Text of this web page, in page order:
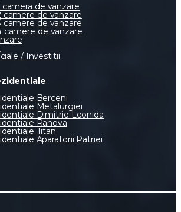
de vanzare
de vanzare
de vanzare
de vanzare
/ Investitii
Berceni
Metalurgiei
Dimitrie Leonida
Rahova
Titan
Aparatorii Patriei